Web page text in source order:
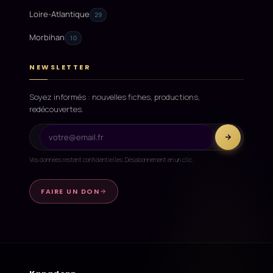
Loire-Atlantique 29
Morbihan 10
NEWSLETTER
Soyez informés : nouvelles fiches, productions,
redécouvertes.
Vos données restent confidentielles. Désabonnement en un clic.
FAIRE UN DON